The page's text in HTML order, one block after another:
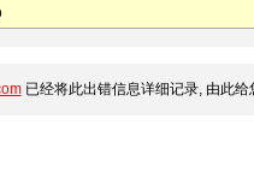
已经将此出错信息详细记录, 由此